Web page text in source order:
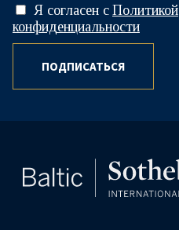
Я согласен с Политикой
конфиденциальности
ПОДПИСАТЬСЯ